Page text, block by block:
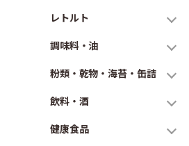
レトルト
調味料・油
粉類・乾物・海苔・缶詰
飲料・酒
健康食品